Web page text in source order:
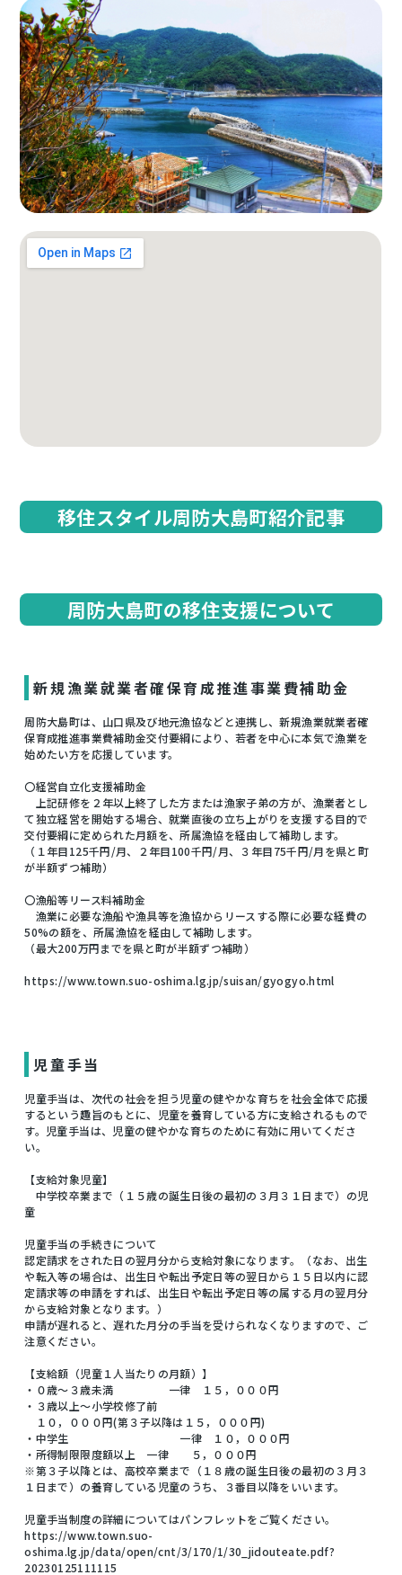
移住スタイル周防大島町紹介記事
周防大島町の移住支援について
新規漁業就業者確保育成推進事業費補助金
周防大島町は、山口県及び地元漁協などと連携し、新規漁業就業者確
保育成推進事業費補助金交付要綱により、若者を中心に本気で漁業を
始めたい方を応援しています。
〇経営自立化支援補助金
上記研修を２年以上終了した方または漁家子弟の方が、漁業者とし
て独立経営を開始する場合、就業直後の立ち上がりを支援する目的で
交付要綱に定められた月額を、所属漁協を経由して補助します。
（１年目125千円/月、２年目100千円/月、３年目75千円/月を県と町
が半額ずつ補助）
〇漁船等リース料補助金
漁業に必要な漁船や漁具等を漁協からリースする際に必要な経費の
50%の額を、所属漁協を経由して補助します。
（最大200万円までを県と町が半額ずつ補助）
https://www.town.suo-oshima.lg.jp/suisan/gyogyo.html
児童手当
児童手当は、次代の社会を担う児童の健やかな育ちを社会全体で応援
するという趣旨のもとに、児童を養育している方に支給されるもので
す。児童手当は、児童の健やかな育ちのために有効に用いてくださ
い。
【支給対象児童】
中学校卒業まで（１５歳の誕生日後の最初の３月３１日まで）の児
童
児童手当の手続きについて
認定請求をされた日の翌月分から支給対象になります。（なお、出生
や転入等の場合は、出生日や転出予定日等の翌日から１５日以内に認
定請求等の申請をすれば、出生日や転出予定日等の属する月の翌月分
から支給対象となります。）
申請が遅れると、遅れた月分の手当を受けられなくなりますので、ご
注意ください。
【支給額（児童１人当たりの月額）】
・０歳～３歳未満 一律 １５，０００円
・３歳以上～小学校修了前
１０，０００円(第３子以降は１５，０００円)
・中学生 一律 １０，０００円
・所得制限限度額以上 一律 ５，０００円
※第３子以降とは、高校卒業まで（１８歳の誕生日後の最初の３月３
１日まで）の養育している児童のうち、３番目以降をいいます。
児童手当制度の詳細についてはパンフレットをご覧ください。
https://www.town.suo-
oshima.lg.jp/data/open/cnt/3/170/1/30_jidouteate.pdf?
20230125111115